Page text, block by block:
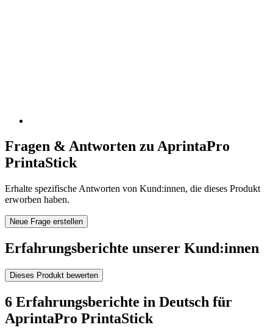
Fragen & Antworten zu AprintaPro
PrintaStick
Erhalte spezifische Antworten von Kund:innen, die dieses Produkt
erworben haben.
Neue Frage erstellen
Erfahrungsberichte unserer Kund:innen
Dieses Produkt bewerten
6 Erfahrungsberichte in Deutsch für
AprintaPro PrintaStick